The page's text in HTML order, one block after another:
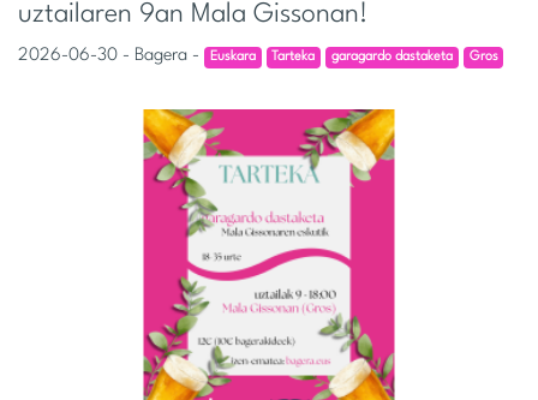
uztailaren 9an Mala Gissonan!
2026-06-30 - Bagera - Euskara Tarteka garagardo dastaketa Gros